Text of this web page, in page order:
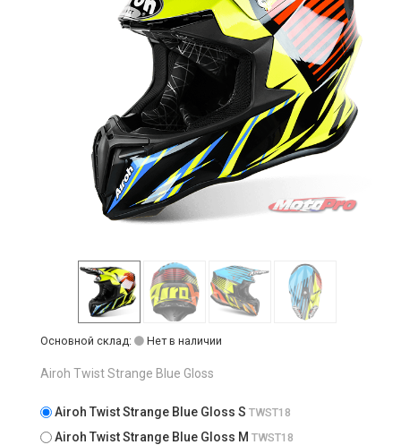
Основной склад: Нет в наличии
Airoh Twist Strange Blue Gloss
Airoh Twist Strange Blue Gloss S TWST18
Airoh Twist Strange Blue Gloss M TWST18